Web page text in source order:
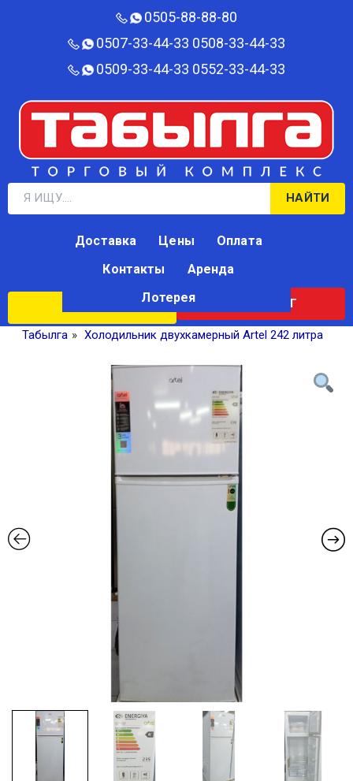
0505-88-88-80‬
0507-33-44-33 0508-33-44-33
0509-33-44-33 0552-33-44-33
НАЙТИ
КАТАЛОГ
Доставка Цены
Оплата
Контакты
Аренда
Лотерея
Табылга » Холодильник двухкамерный Artel 242 литра